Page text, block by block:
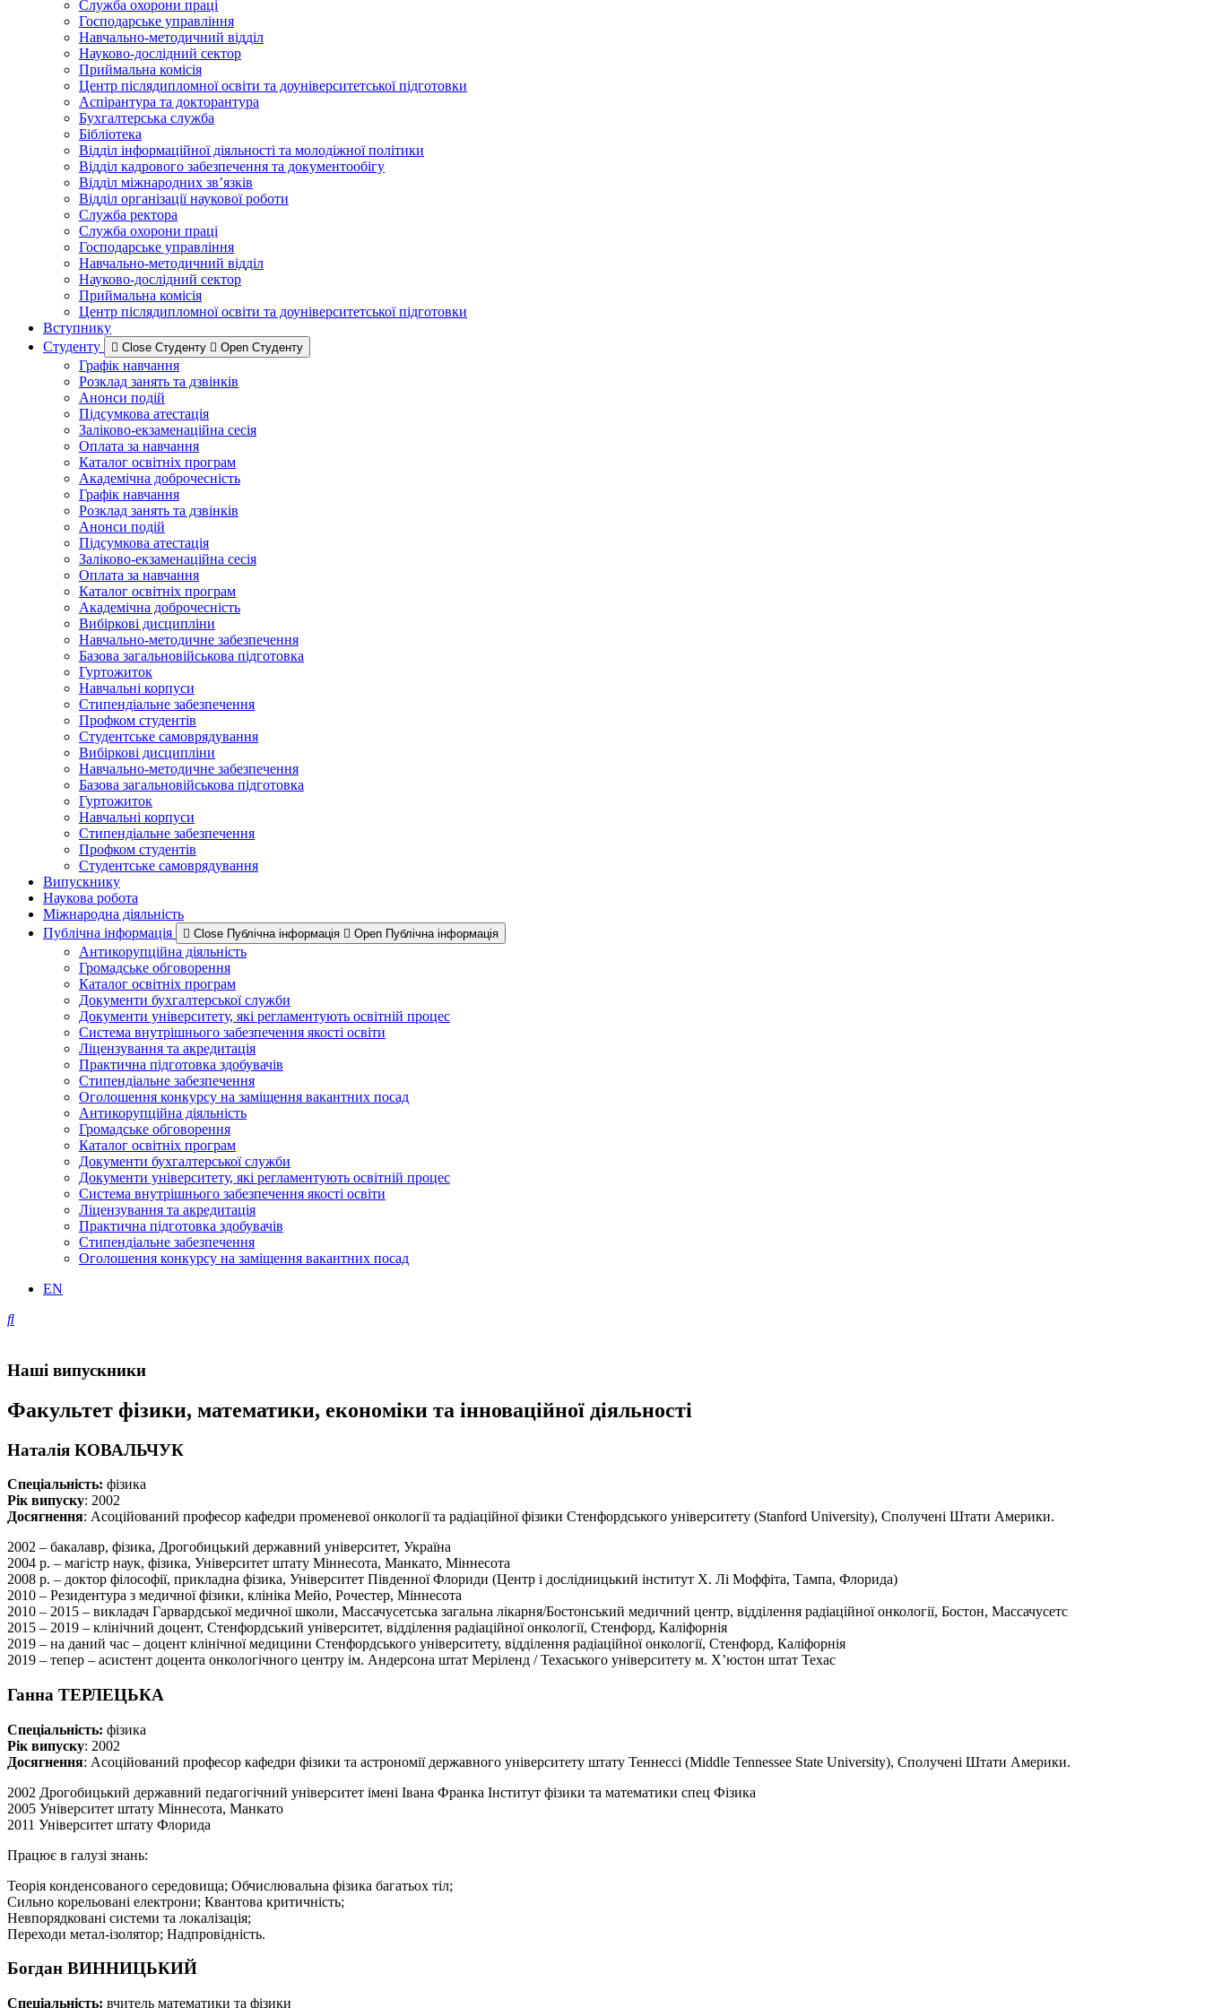
Служба охорони праці
Господарське управління
Навчально-методичний відділ
Науково-дослідний сектор
Приймальна комісія
Центр післядипломної освіти та доуніверситетської підготовки
Аспірантура та докторантура
Бухгалтерська служба
Бібліотека
Відділ інформаційної діяльності та молодіжної політики
Відділ кадрового забезпечення та документообігу
Відділ міжнародних зв’язків
Відділ організації наукової роботи
Служба ректора
Служба охорони праці
Господарське управління
Навчально-методичний відділ
Науково-дослідний сектор
Приймальна комісія
Центр післядипломної освіти та доуніверситетської підготовки
Вступнику
Студенту
Close Студенту Open Студенту
Графік навчання
Розклад занять та дзвінків
Анонси подій
Підсумкова атестація
Заліково-екзаменаційна сесія
Оплата за навчання
Каталог освітніх програм
Академічна доброчесність
Графік навчання
Розклад занять та дзвінків
Анонси подій
Підсумкова атестація
Заліково-екзаменаційна сесія
Оплата за навчання
Каталог освітніх програм
Академічна доброчесність
Вибіркові дисципліни
Навчально-методичне забезпечення
Базова загальновійськова підготовка
Гуртожиток
Навчальні корпуси
Стипендіальне забезпечення
Профком студентів
Студентське самоврядування
Вибіркові дисципліни
Навчально-методичне забезпечення
Базова загальновійськова підготовка
Гуртожиток
Навчальні корпуси
Стипендіальне забезпечення
Профком студентів
Студентське самоврядування
Випускнику
Наукова робота
Міжнародна діяльність
Публічна інформація
Close Публічна інформація Open Публічна інформація
Антикорупційна діяльність
Громадське обговорення
Каталог освітніх програм
Документи бухгалтерської служби
Документи університету, які регламентують освітній процес
Система внутрішнього забезпечення якості освіти
Ліцензування та акредитація
Практична підготовка здобувачів
Стипендіальне забезпечення
Оголошення конкурсу на заміщення вакантних посад
Антикорупційна діяльність
Громадське обговорення
Каталог освітніх програм
Документи бухгалтерської служби
Документи університету, які регламентують освітній процес
Система внутрішнього забезпечення якості освіти
Ліцензування та акредитація
Практична підготовка здобувачів
Стипендіальне забезпечення
Оголошення конкурсу на заміщення вакантних посад
EN
Наші випускники
Факультет фізики, математики, економіки та інноваційної діяльності
Наталія КОВАЛЬЧУК
Спеціальність: фізика
Рік випуску: 2002
Досягнення: Асоційований професор кафедри променевої онкології та радіаційної фізики Стенфордського університету (Stanford University), Сполучені Штати Америки.
2002 – бакалавр, фізика, Дрогобицький державний університет, Україна
2004 р. – магістр наук, фізика, Університет штату Міннесота, Манкато, Міннесота
2008 р. – доктор філософії, прикладна фізика, Університет Південної Флориди (Центр і дослідницький інститут Х. Лі Моффіта, Тампа, Флорида)
2010 – Резидентура з медичної фізики, клініка Мейо, Рочестер, Міннесота
2010 – 2015 – викладач Гарвардської медичної школи, Массачусетська загальна лікарня/Бостонський медичний центр, відділення радіаційної онкології, Бостон, Массачусетс
2015 – 2019 – клінічний доцент, Стенфордський університет, відділення радіаційної онкології, Стенфорд, Каліфорнія
2019 – на даний час – доцент клінічної медицини Стенфордського університету, відділення радіаційної онкології, Стенфорд, Каліфорнія
2019 – тепер – асистент доцента онкологічного центру ім. Андерсона штат Меріленд / Техаського університету м. Х’юстон штат Техас
Ганна ТЕРЛЕЦЬКА
Спеціальність: фізика
Рік випуску: 2002
Досягнення: Асоційований професор кафедри фізики та астрономії державного університету штату Теннессі (Middle Tennessee State University), Сполучені Штати Америки.
2002 Дрогобицький державний педагогічний університет імені Івана Франка Інститут фізики та математики спец Фізика
2005 Університет штату Міннесота, Манкато
2011 Університет штату Флорида
Працює в галузі знань:
Теорія конденсованого середовища; Обчислювальна фізика багатьох тіл;
Сильно корельовані електрони; Квантова критичність;
Невпорядковані системи та локалізація;
Переходи метал-ізолятор; Надпровідність.
Богдан ВИННИЦЬКИЙ
Спеціальність: вчитель математики та фізики